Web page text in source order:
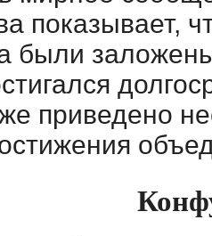
показывает,
были
приведено